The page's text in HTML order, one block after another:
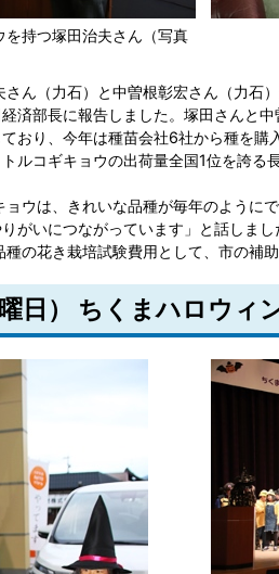
持つ塚田治夫さん（写真
さん（力石）と中曽根彰宏さん（力石
済部長に報告しました。塚田さんと
おり、今年は種苗会社6社から種を
ルコギキョウの出荷量全国1位を誇る
ウは、きれいな品種が毎年のように
がいにつながっています」と話しまし
の花き栽培試験費用として、市の補
日） ちくまハロウィ